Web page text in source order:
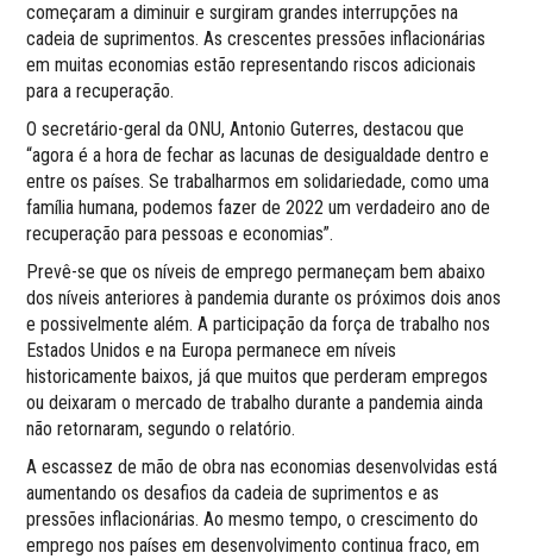
começaram a diminuir e surgiram grandes interrupções na
cadeia de suprimentos. As crescentes pressões inflacionárias
em muitas economias estão representando riscos adicionais
para a recuperação.
O secretário-geral da ONU, Antonio Guterres, destacou que
“agora é a hora de fechar as lacunas de desigualdade dentro e
entre os países. Se trabalharmos em solidariedade, como uma
família humana, podemos fazer de 2022 um verdadeiro ano de
recuperação para pessoas e economias”.
Prevê-se que os níveis de emprego permaneçam bem abaixo
dos níveis anteriores à pandemia durante os próximos dois anos
e possivelmente além. A participação da força de trabalho nos
Estados Unidos e na Europa permanece em níveis
historicamente baixos, já que muitos que perderam empregos
ou deixaram o mercado de trabalho durante a pandemia ainda
não retornaram, segundo o relatório.
A escassez de mão de obra nas economias desenvolvidas está
aumentando os desafios da cadeia de suprimentos e as
pressões inflacionárias. Ao mesmo tempo, o crescimento do
emprego nos países em desenvolvimento continua fraco, em